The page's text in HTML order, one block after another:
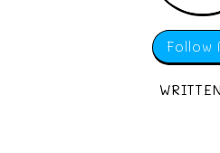
Follow